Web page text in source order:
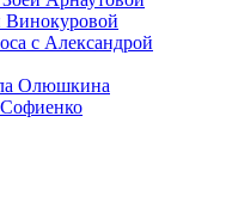
Винокуровой
с Александрой
Олюшкина